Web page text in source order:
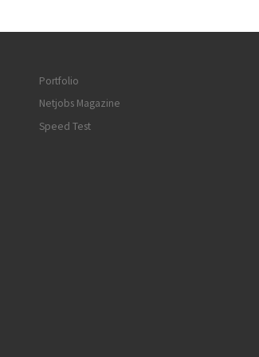
Portfolio
Netjobs Magazine
Speed Test